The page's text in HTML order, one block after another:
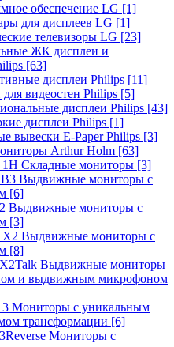
обеспечение LG [1]
для дисплеев LG [1]
телевизоры LG [23]
ЖК дисплеи и
[63]
дисплеи Philips [11]
видеостен Philips [5]
дисплеи Philips [43]
дисплеи Philips [1]
вывески E-Paper Philips [3]
Arthur Holm [63]
1Н Складные мониторы [3]
Выдвижные мониторы с
[6]
Выдвижные мониторы с
[3]
X2 Выдвижные мониторы с
[8]
Выдвижные мониторы
и выдвижным микрофоном
3 Мониторы с уникальным
трансформации [6]
Мониторы с